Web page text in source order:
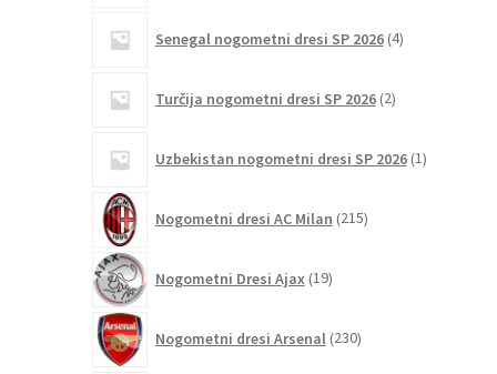
Senegal nogometni dresi SP 2026 4izdelki
Turčija nogometni dresi SP 2026 2izdelka
Uzbekistan nogometni dresi SP 2026 1izdelek
Nogometni dresi AC Milan 215izdelkov
Nogometni Dresi Ajax 19izdelkov
Nogometni dresi Arsenal 230izdelkov